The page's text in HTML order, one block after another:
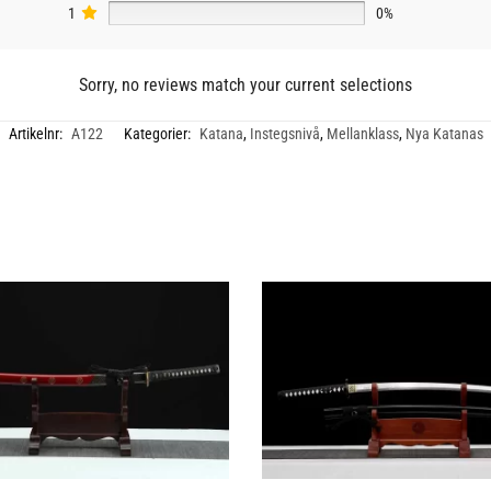
1 0%
Sorry, no reviews match your current selections
Artikelnr: A122 Kategorier: Katana, Instegsnivå, Mellanklass, Nya Katanas